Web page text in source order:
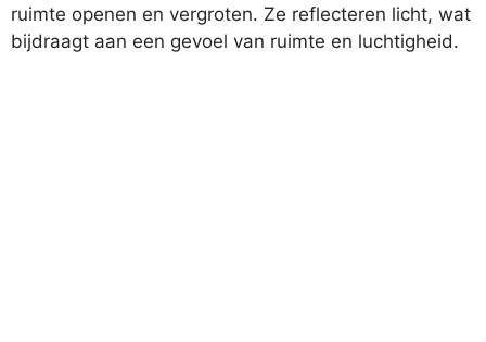
ruimte openen en vergroten. Ze reflecteren licht, wat
bijdraagt aan een gevoel van ruimte en luchtigheid.